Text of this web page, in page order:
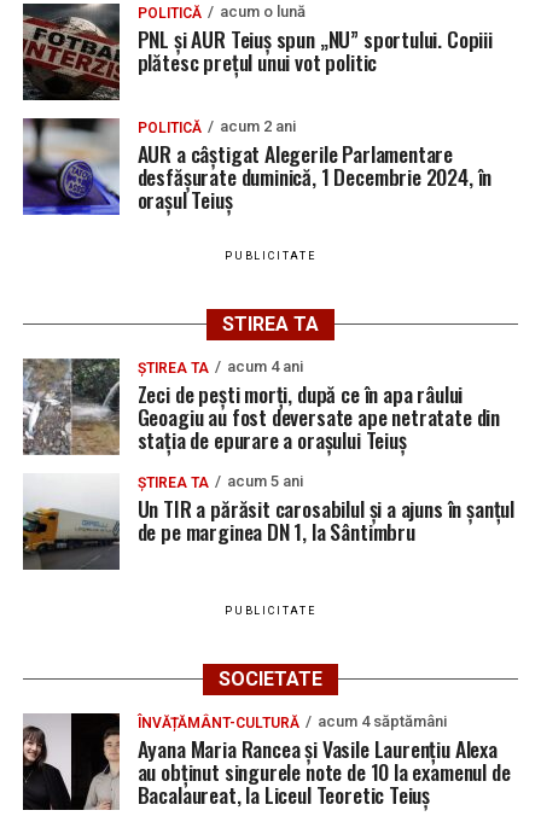
POLITICĂ acum o lună
PNL și AUR Teiuș spun „NU” sportului. Copiii
plătesc prețul unui vot politic
POLITICĂ acum 2 ani
AUR a câștigat Alegerile Parlamentare
desfășurate duminică, 1 Decembrie 2024, în
orașul Teiuș
PUBLICITATE
STIREA TA
ȘTIREA TA acum 4 ani
Zeci de pești morți, după ce în apa râului
Geoagiu au fost deversate ape netratate din
stația de epurare a orașului Teiuș
ȘTIREA TA acum 5 ani
Un TIR a părăsit carosabilul și a ajuns în șanțul
de pe marginea DN 1, la Sântimbru
PUBLICITATE
SOCIETATE
ÎNVĂȚĂMÂNT-CULTURĂ acum 4 săptămâni
Ayana Maria Rancea și Vasile Laurențiu Alexa
au obținut singurele note de 10 la examenul de
Bacalaureat, la Liceul Teoretic Teiuș